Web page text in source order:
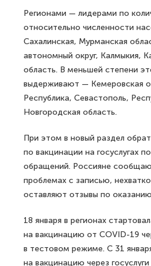
Регионами — лидерами по
относительно численности
Сахалинская, Мурманская
автономный округ, Калмыкия,
область. В меньшей степени
выдерживают — Кемеровская
Республика, Севастополь,
Новгородская область.
При этом в новый раздел
по вакцинации на госуслугах
обращений. Россияне
проблемах с записью,
оставляют отзывы по оказанию
18 января в регионах
на вакцинацию от COVID-19
в тестовом режиме. С 31
на вакцинацию через